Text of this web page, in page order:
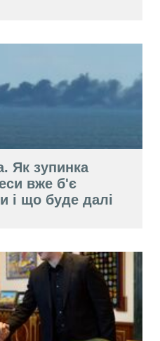
Як зупинка
вже б'є
і що буде далі